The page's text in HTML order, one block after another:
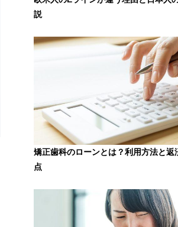
説
矯正歯科のローンとは？利用方法と返
点